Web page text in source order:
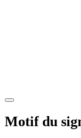
Motif du